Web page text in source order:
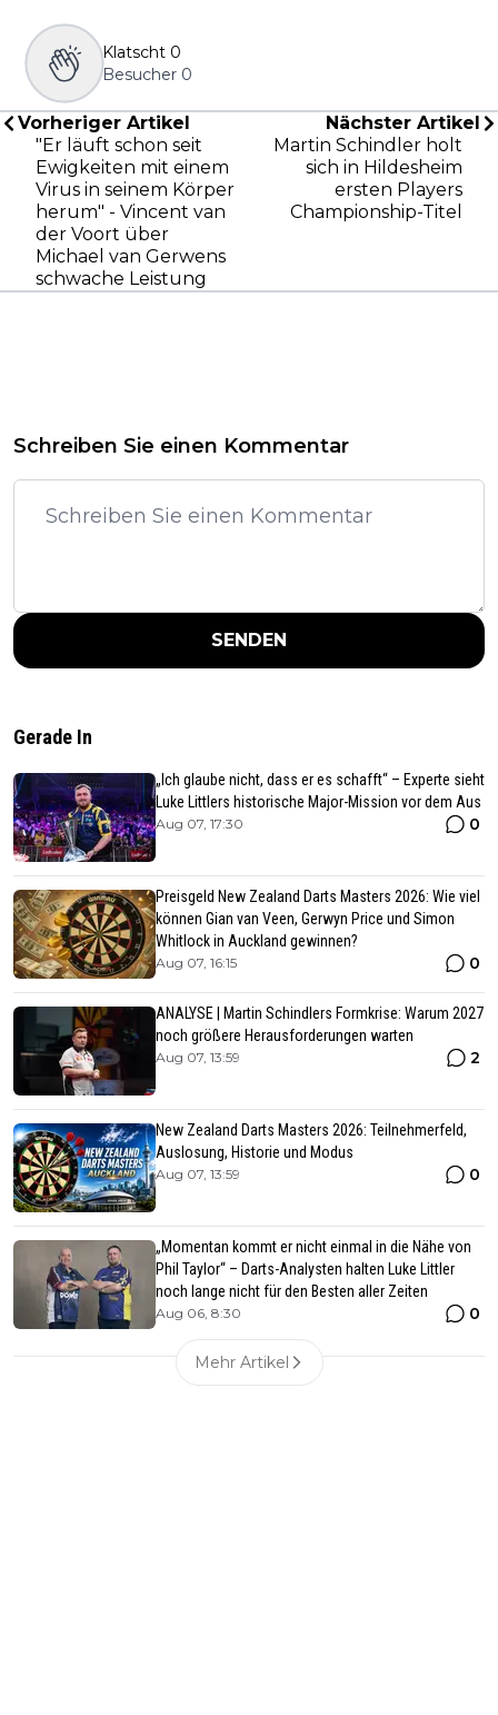
Klatscht 0
Besucher 0
Vorheriger Artikel
"Er läuft schon seit
Ewigkeiten mit einem
Virus in seinem Körper
herum" - Vincent van
der Voort über
Michael van Gerwens
schwache Leistung
Nächster Artikel
Martin Schindler holt
sich in Hildesheim
ersten Players
Championship-Titel
Schreiben Sie einen Kommentar
SENDEN
Gerade In
„Ich glaube nicht, dass er es schafft“ – Experte sieht
Luke Littlers historische Major-Mission vor dem Aus
Aug 07, 17:30 0
Preisgeld New Zealand Darts Masters 2026: Wie viel
können Gian van Veen, Gerwyn Price und Simon
Whitlock in Auckland gewinnen?
Aug 07, 16:15 0
ANALYSE | Martin Schindlers Formkrise: Warum 2027
noch größere Herausforderungen warten
Aug 07, 13:59 2
New Zealand Darts Masters 2026: Teilnehmerfeld,
Auslosung, Historie und Modus
Aug 07, 13:59 0
„Momentan kommt er nicht einmal in die Nähe von
Phil Taylor“ – Darts-Analysten halten Luke Littler
noch lange nicht für den Besten aller Zeiten
Aug 06, 8:30 0
Mehr Artikel